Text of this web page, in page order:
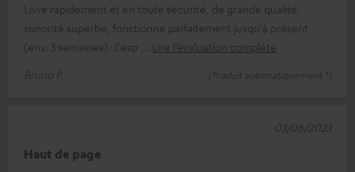
Livré rapidement et en toute sécurité, de grande qualité,
sonorité superbe, fonctionne parfaitement jusqu'à présent
(env. 3 semaines). J'esp
Lire l’évaluation complète
Bruno P.
(Traduit automatiquement *)
Haut de page
03/06/2023